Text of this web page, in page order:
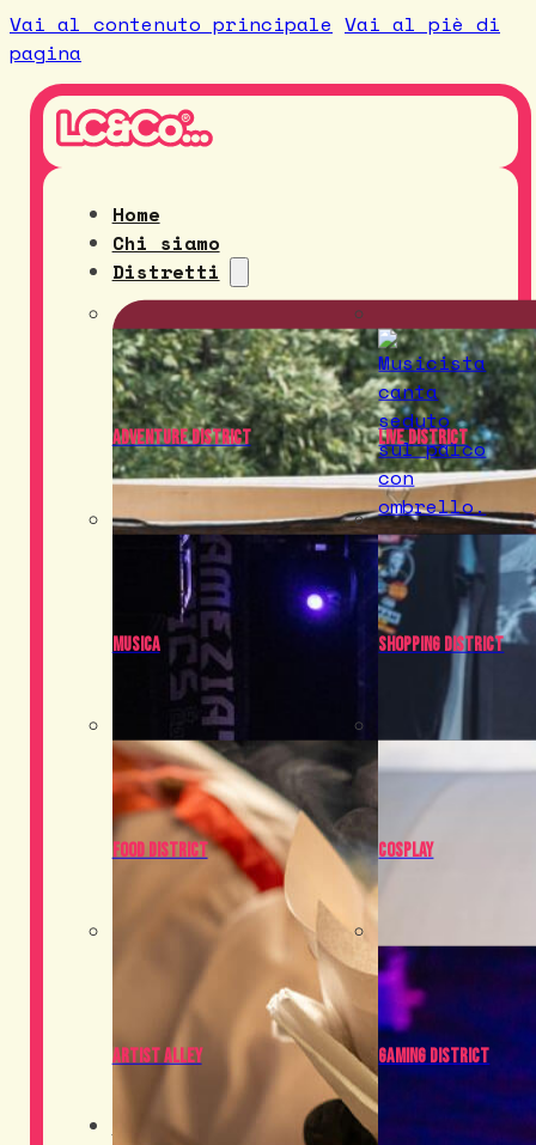
Vai al contenuto principale Vai al piè di
pagina
Home
Chi siamo
Distretti
Adventure District Live District
Musica Shopping District
Food District Cosplay
Artist Alley Gaming District
Contest